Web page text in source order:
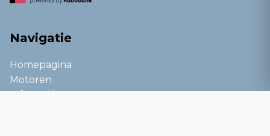
Navigatie
Homepagina
Motoren
Informatie